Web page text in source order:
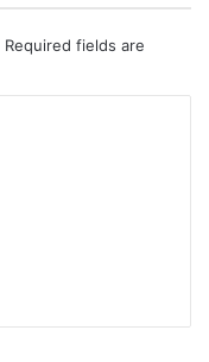
Required fields are